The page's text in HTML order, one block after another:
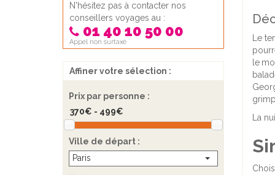
Le
le
La
N'hésitez pas à contacter nos
conseillers voyages au :
01 40 10 50 00
Appel non surtaxé
Affiner votre sélection :
Prix par personne :
Ville de départ :
Paris